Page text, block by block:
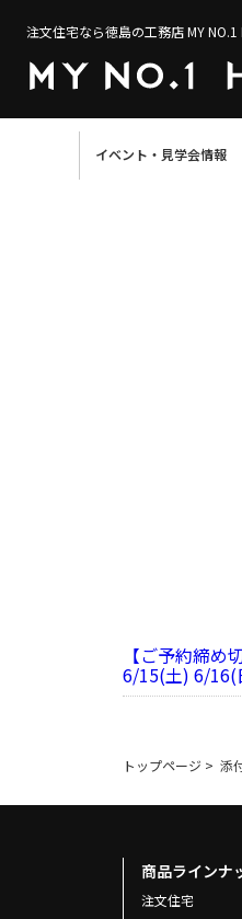
注文住宅なら徳島の工務店 MY NO.1
イベント・見学会情報
【ご予約締め
6/15(土) 6/16(
トップページ > 添
商品ラインナ
注文住宅